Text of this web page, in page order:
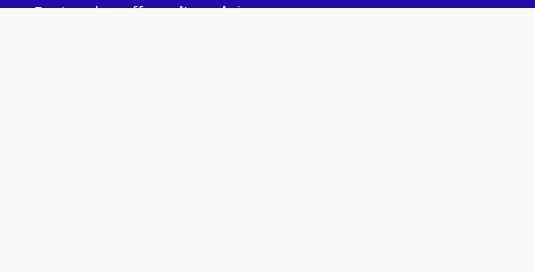
Poster des offres d'emploi